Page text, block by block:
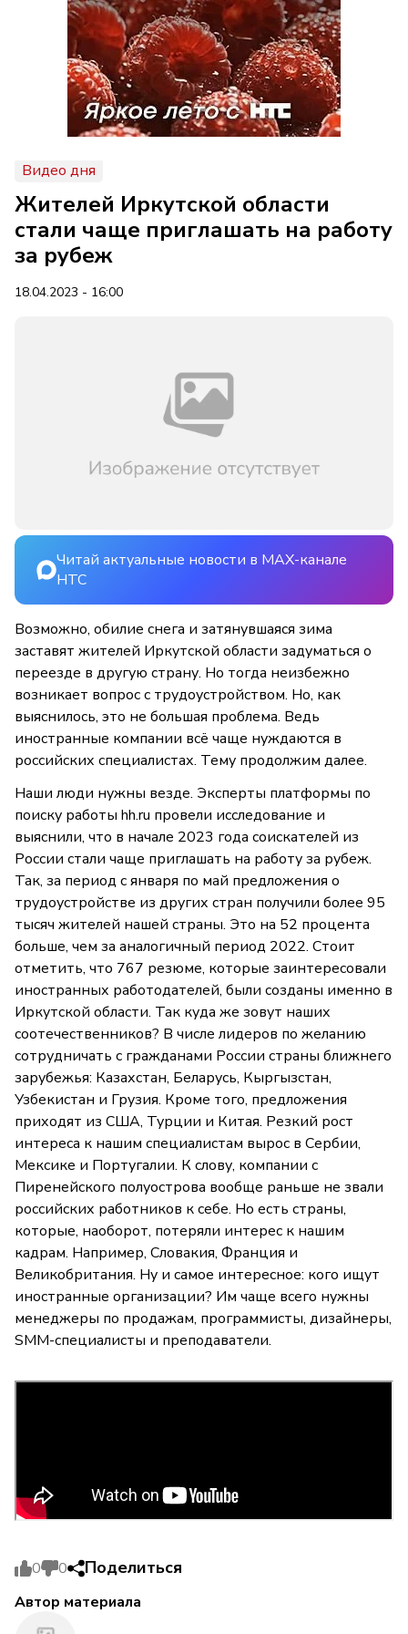
Видео дня
Жителей Иркутской области
стали чаще приглашать на работу
за рубеж
18.04.2023 - 16:00
Читай актуальные новости в MAX-канале
НТС
Возможно, обилие снега и затянувшаяся зима
заставят жителей Иркутской области задуматься о
переезде в другую страну. Но тогда неизбежно
возникает вопрос с трудоустройством. Но, как
выяснилось, это не большая проблема. Ведь
иностранные компании всё чаще нуждаются в
российских специалистах. Тему продолжим далее.
Наши люди нужны везде. Эксперты платформы по
поиску работы hh.ru провели исследование и
выяснили, что в начале 2023 года соискателей из
России стали чаще приглашать на работу за рубеж.
Так, за период с января по май предложения о
трудоустройстве из других стран получили более 95
тысяч жителей нашей страны. Это на 52 процента
больше, чем за аналогичный период 2022. Стоит
отметить, что 767 резюме, которые заинтересовали
иностранных работодателей, были созданы именно в
Иркутской области. Так куда же зовут наших
соотечественников? В числе лидеров по желанию
сотрудничать с гражданами России страны ближнего
зарубежья: Казахстан, Беларусь, Кыргызстан,
Узбекистан и Грузия. Кроме того, предложения
приходят из США, Турции и Китая. Резкий рост
интереса к нашим специалистам вырос в Сербии,
Мексике и Португалии. К слову, компании с
Пиренейского полуострова вообще раньше не звали
российских работников к себе. Но есть страны,
которые, наоборот, потеряли интерес к нашим
кадрам. Например, Словакия, Франция и
Великобритания. Ну и самое интересное: кого ищут
иностранные организации? Им чаще всего нужны
менеджеры по продажам, программисты, дизайнеры,
SMM-специалисты и преподаватели.
0 0 Поделиться
Автор материала